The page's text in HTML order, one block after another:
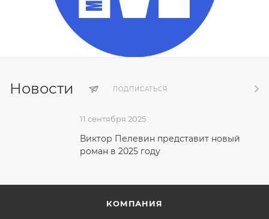
Новости ПОДПИСАТЬСЯ
11 сентября 2025
Виктор Пелевин представит новый
роман в 2025 году
КОМПАНИЯ